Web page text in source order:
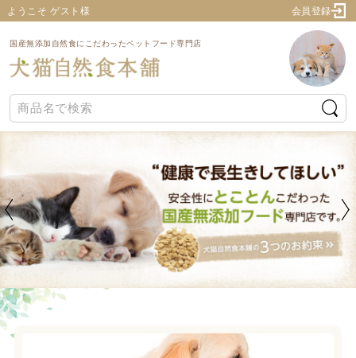
ようこそ ゲスト様 会員登録
国産無添加自然食にこだわったペットフード専門店